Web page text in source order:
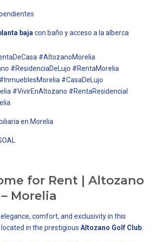
baja con baño y acceso a la alberca
#AltozanoMorelia
#ResidenciaDeLujo #RentaMorelia
#CasaDeLujo
#VivirEnAltozano #RentaResidencial
en Morelia
for Rent | Altozano
Morelia
comfort, and exclusivity in this
in the prestigious Altozano Golf Club